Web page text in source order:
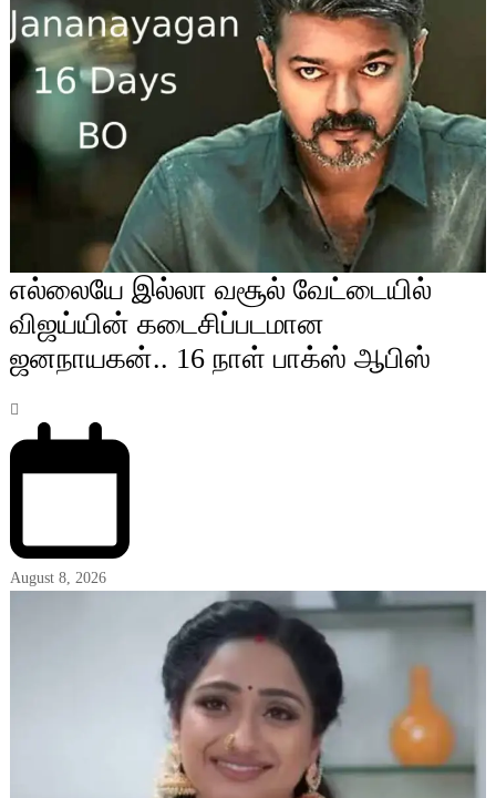
எல்லையே இல்லா வசூல் வேட்டையில்
விஜய்யின் கடைசிப்படமான
ஜனநாயகன்.. 16 நாள் பாக்ஸ் ஆபிஸ்
August 8, 2026